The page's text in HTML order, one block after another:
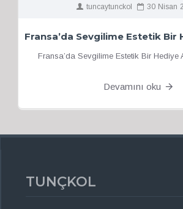
tuncaytunckol 30 Nisan
Fransa’da Sevgilime Estetik Bir Hediye
Devamını oku
TUNÇKOL